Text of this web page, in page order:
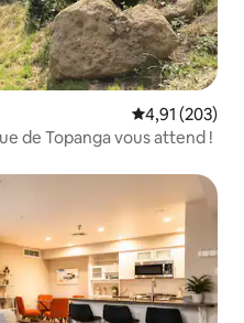
Évaluation
4,91 (203)
de Topanga vous attend !